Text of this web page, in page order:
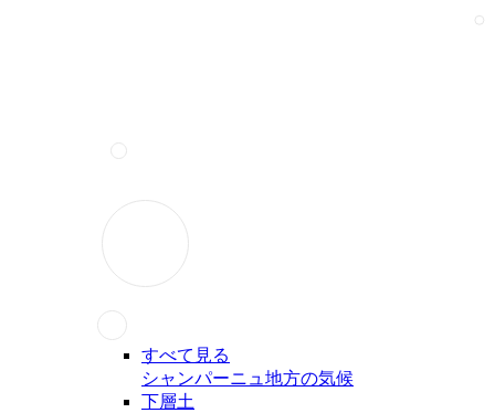
すべて見る
シャンパーニュ地方の気候
下層土